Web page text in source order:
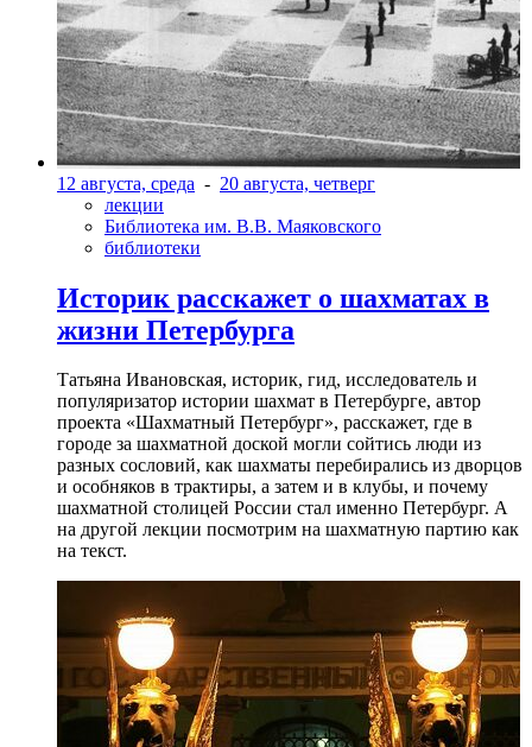
12 августа, среда - 20 августа, четверг
лекции
Библиотека им. В.В. Маяковского
библиотеки
Историк расскажет о шахматах в
жизни Петербурга
Татьяна Ивановская, историк, гид, исследователь и
популяризатор истории шахмат в Петербурге, автор
проекта «Шахматный Петербург», расскажет, где в
городе за шахматной доской могли сойтись люди из
разных сословий, как шахматы перебирались из дворцов
и особняков в трактиры, а затем и в клубы, и почему
шахматной столицей России стал именно Петербург. А
на другой лекции посмотрим на шахматную партию как
на текст.